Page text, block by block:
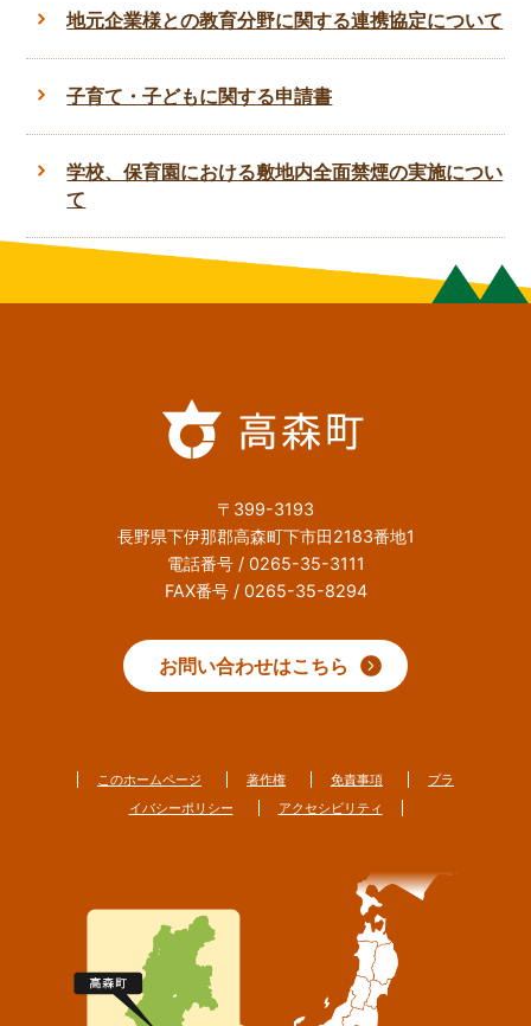
地元企業様との教育分野に関する連携協定について
子育て・子どもに関する申請書
学校、保育園における敷地内全面禁煙の実施につい
て
〒399-3193
長野県下伊那郡高森町下市田2183番地1
電話番号 / 0265-35-3111
FAX番号 / 0265-35-8294
お問い合わせはこちら
このホームページ 著作権 免責事項
プラ
イバシーポリシー
アクセシビリティ